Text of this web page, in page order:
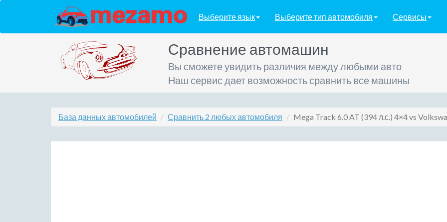
Выберите язык Выберите тип автомобиля Сервисы
Сравнение автомашин
Вы сможете увидить различия между любыми авто
Наш сервис дает возможность сравнить все машины
База данных автомобилей Сравнить 2 любых автомобиля Mega Track 6.0 AT (394 л.с.) 4×4 vs